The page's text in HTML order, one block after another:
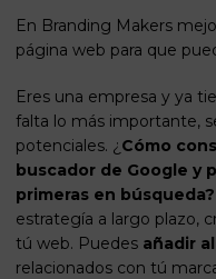
En Branding Makers
página web para que
Eres una empresa y ya
falta lo más importante,
potenciales. ¿ Cómo
buscador de Google y
primeras en búsqueda?
estrategía a largo plazo,
tú web. Puedes añadir
relacionados con tú